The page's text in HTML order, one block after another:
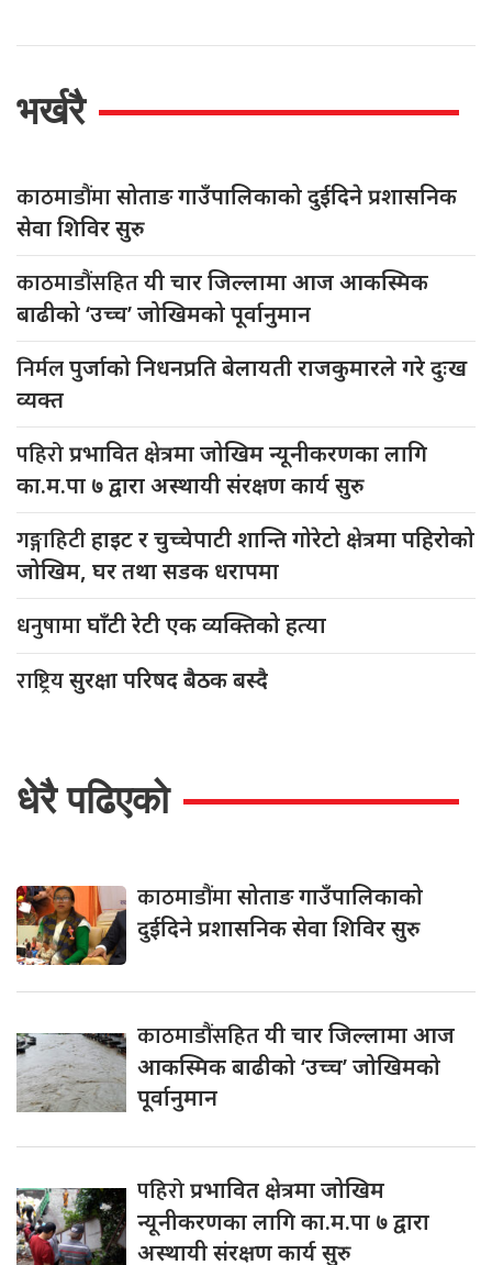
भर्खरै
काठमाडौंमासोताङ गाउँपालिकाको दुईदिने प्रशासनिक
सेवा शिविर सुरु
काठमाडौंसहितयी चार जिल्लामा आज आकस्मिक
बाढीको ‘उच्च’ जोखिमको पूर्वानुमान
निर्मलपुर्जाको निधनप्रति बेलायती राजकुमारले गरे दुःख
व्यक्त
पहिरोप्रभावित क्षेत्रमा जोखिम न्यूनीकरणका लागि
का.म.पा ७ द्वारा अस्थायी संरक्षण कार्य सुरु
गङ्गाहिटीहाइट र चुच्चेपाटी शान्ति गोरेटो क्षेत्रमा पहिरोको
जोखिम, घर तथा सडक धरापमा
धनुषामाघाँटी रेटी एक व्यक्तिको हत्या
राष्ट्रियसुरक्षा परिषद बैठक बस्दै
धेरै पढिएको
काठमाडौंमासोताङ गाउँपालिकाको
दुईदिने प्रशासनिक सेवा शिविर सुरु
काठमाडौंसहितयी चार जिल्लामा आज
आकस्मिक बाढीको ‘उच्च’ जोखिमको
पूर्वानुमान
पहिरोप्रभावित क्षेत्रमा जोखिम
न्यूनीकरणका लागि का.म.पा ७ द्वारा
अस्थायी संरक्षण कार्य सुरु